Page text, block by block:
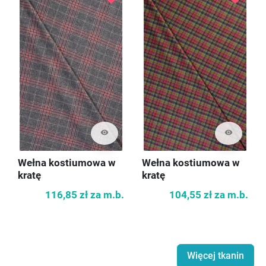
visibility
Wełna kostiumowa w
kratę
116,85 zł za m.b.
visibility
Wełna kostiumowa w
kratę
104,55 zł za m.b.
Więcej tkanin